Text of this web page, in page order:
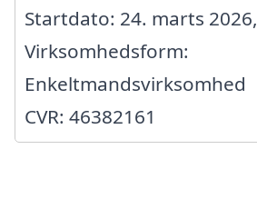
Startdato: 24. marts 2026,
Virksomhedsform:
Enkeltmandsvirksomhed
CVR: 46382161